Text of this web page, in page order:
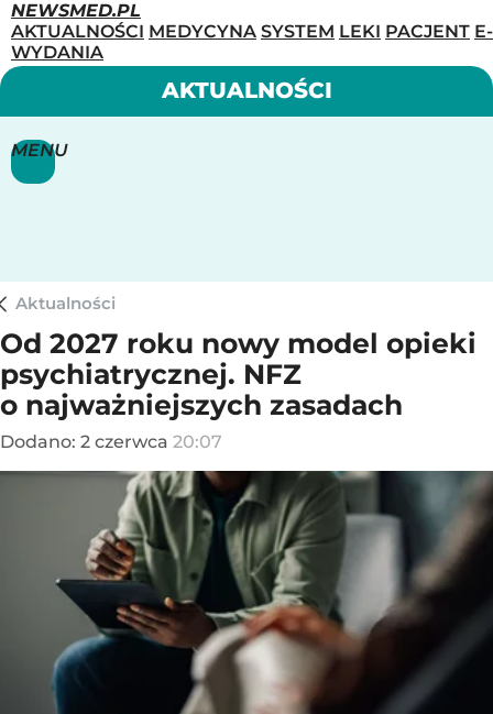
NEWSMED.PL
AKTUALNOŚCI MEDYCYNA SYSTEM LEKI PACJENT E-
WYDANIA
MENU
AKTUALNOŚCI
Aktualności
Od 2027 roku nowy model opieki
psychiatrycznej. NFZ
o najważniejszych zasadach
Dodano: 2 czerwca 20:07